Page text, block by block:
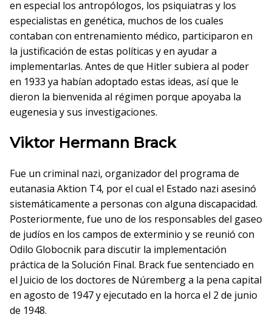
en especial los antropólogos, los psiquiatras y los
especialistas en genética, muchos de los cuales
contaban con entrenamiento médico, participaron en
la justificación de estas políticas y en ayudar a
implementarlas. Antes de que Hitler subiera al poder
en 1933 ya habían adoptado estas ideas, así que le
dieron la bienvenida al régimen porque apoyaba la
eugenesia y sus investigaciones.
Viktor Hermann Brack
Fue un criminal nazi, organizador del programa de
eutanasia Aktion T4, por el cual el Estado nazi asesinó
sistemáticamente a personas con alguna discapacidad.
Posteriormente, fue uno de los responsables del gaseo
de judíos en los campos de exterminio y se reunió con
Odilo Globocnik para discutir la implementación
práctica de la Solución Final. Brack fue sentenciado en
el Juicio de los doctores de Núremberg a la pena capital
en agosto de 1947 y ejecutado en la horca el 2 de junio
de 1948.